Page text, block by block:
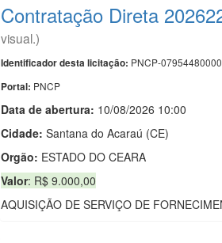
Contratação Direta
visual.)
Identificador desta licitação: PNCP-
Portal: PNCP
Data de abertura: 10/08/2026 10:00
Cidade: Santana do Acaraú (CE)
Orgão: ESTADO DO CEARA
Valor: R$ 9.000,00
AQUISIÇÃO DE SERVIÇO DE